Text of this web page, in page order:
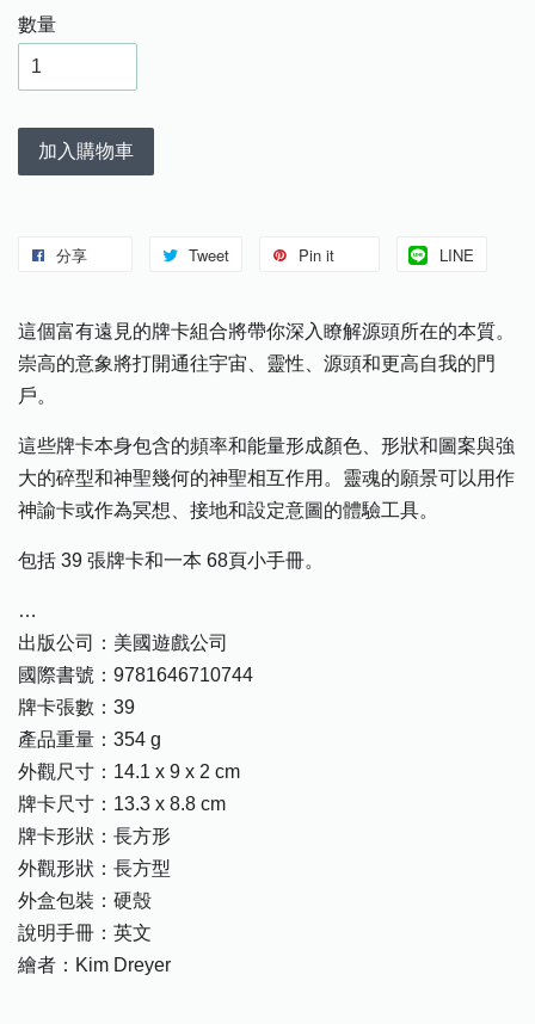
數量
加入購物車
分享 Tweet Pin it LINE
這個富有遠見的牌卡組合將帶你深入瞭解源頭所在的本質。
崇高的意象將打開通往宇宙、靈性、源頭和更高自我的門
戶。
這些牌卡本身包含的頻率和能量形成顏色、形狀和圖案與強
大的碎型和神聖幾何的神聖相互作用。靈魂的願景可以用作
神諭卡或作為冥想、接地和設定意圖的體驗工具。
包括 39 張牌卡和一本 68頁小手冊。
…
出版公司： 美國遊戲公司
國際書號：9781646710744
牌卡張數：39
產品重量：354 g
外觀尺寸：14.1 x 9 x 2 cm
牌卡尺寸：13.3 x 8.8 cm
牌卡形狀：長方形
外觀形狀：長方型
外盒包裝：硬殼
說明手冊：英文
繪者：Kim Dreyer